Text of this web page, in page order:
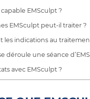
EMSculpt ?
EMSculpt peut-il traiter ?
les indications au
déroule une séance
avec EMSculpt ?